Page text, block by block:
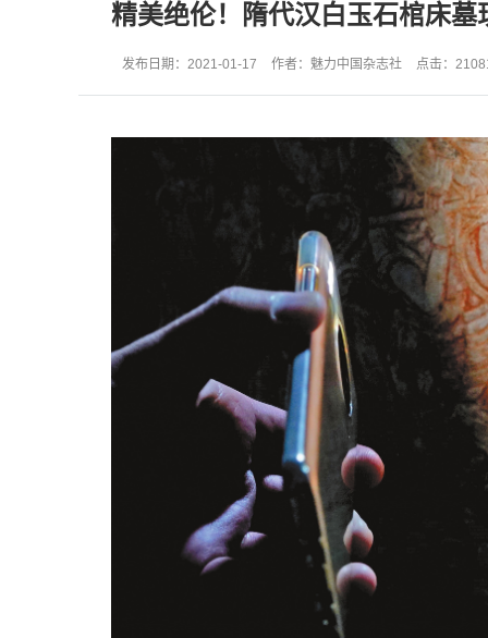
精美绝伦！隋代汉白玉石棺床墓
发布日期： 2021-01-17 作者： 魅力中国杂志社 点击：